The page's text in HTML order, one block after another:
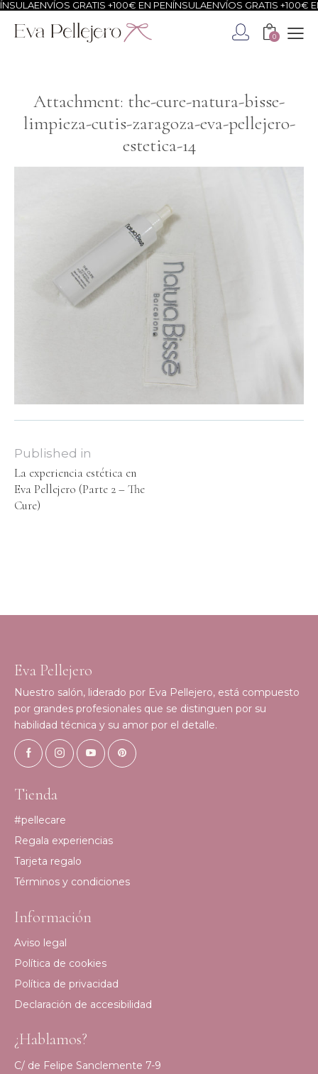
ENVÍOS GRATIS +100€ EN PENÍNSULA ENVÍOS GRATIS +100€
0
Attachment: the-cure-natura-bisse-
limpieza-cutis-zaragoza-eva-pellejero-
estetica-14
Published in
La experiencia estética en
Eva Pellejero (Parte 2 – The
Cure)
Eva Pellejero
Nuestro salón, liderado por Eva Pellejero, está compuesto
por grandes profesionales que se distinguen por su
habilidad técnica y su amor por el detalle.
Tienda
#pellecare
Regala experiencias
Tarjeta regalo
Términos y condiciones
Información
Aviso legal
Política de cookies
Política de privacidad
Declaración de accesibilidad
¿Hablamos?
C/ de Felipe Sanclemente 7-9